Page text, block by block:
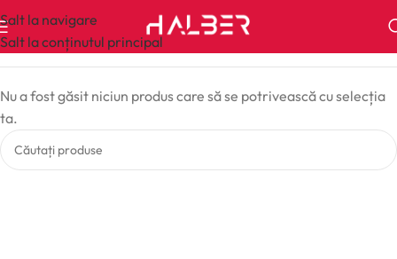
Salt la navigare
Salt la conținutul principal
Nu a fost găsit niciun produs care să se potrivească cu selecția
ta.